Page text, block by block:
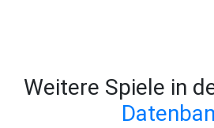
Weitere Spiele in